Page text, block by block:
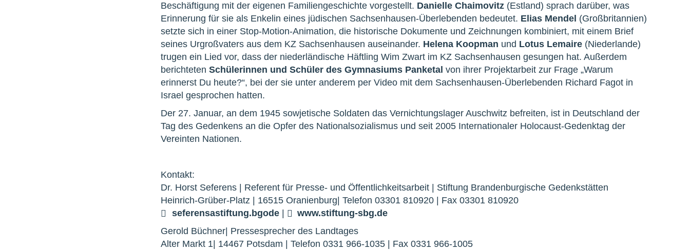
Beschäftigung mit der eigenen Familiengeschichte vorgestellt. Danielle Chaimovitz(Estland) sprach darüber, was
Erinnerung für sie als Enkelin eines jüdischen Sachsenhausen-Überlebenden bedeutet. Elias Mendel (Großbritannien)
setzte sich in einer Stop-Motion-Animation, die historische Dokumente und Zeichnungen kombiniert, mit einem Brief
seines Urgroßvaters aus dem KZ Sachsenhausen auseinander. Helena Koopman und Lotus Lemaire(Niederlande)
trugen ein Lied vor, dass der niederländische Häftling Wim Zwart im KZ Sachsenhausen gesungen hat. Außerdem
berichteten Schülerinnen und Schüler des Gymnasiums Panketal von ihrer Projektarbeit zur Frage „Warum
erinnerst Du heute?“, bei der sie unter anderem per Video mit dem Sachsenhausen-Überlebenden Richard Fagot in
Israel gesprochen hatten.
Der 27. Januar, an dem 1945 sowjetische Soldaten das Vernichtungslager Auschwitz befreiten, ist in Deutschland der
Tag des Gedenkens an die Opfer des Nationalsozialismus und seit 2005 Internationaler Holocaust-Gedenktag der
Vereinten Nationen.
Kontakt:
Dr. Horst Seferens | Referent für Presse- und Öffentlichkeitsarbeit | Stiftung Brandenburgische Gedenkstätten
Heinrich-Grüber-Platz | 16515 Oranienburg| Telefon 03301 810920 | Fax 03301 810920
seferensastiftung.bgode|
www.stiftung-sbg.de
Gerold Büchner| Pressesprecher des Landtages
Alter Markt 1| 14467 Potsdam | Telefon 0331 966-1035 | Fax 0331 966-1005